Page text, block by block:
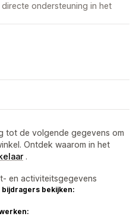
ondersteuning in het
tot de volgende gegevens om
Ontdek waarom in het
.
en activiteitsgegevens
bekijken: